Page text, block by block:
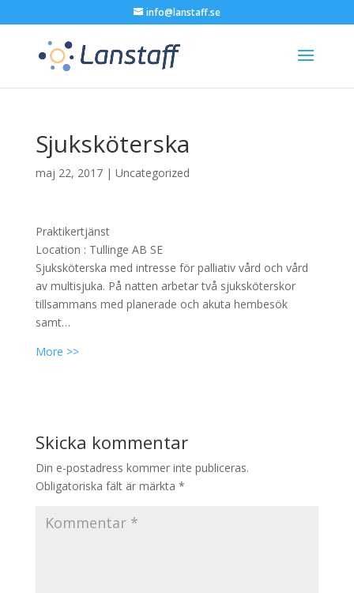
info@lanstaff.se
Sjuksköterska
maj 22, 2017| Uncategorized
Praktikertjänst
Location : Tullinge AB SE
Sjuksköterska med intresse för palliativ vård och vård
av multisjuka. På natten arbetar två sjuksköterskor
tillsammans med planerade och akuta hembesök
samt…
More >>
Skicka kommentar
Din e-postadress kommer inte publiceras.
Obligatoriska fält är märkta *